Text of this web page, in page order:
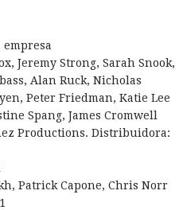
empresa
Jeremy Strong, Sarah Snook,
Alan Ruck, Nicholas
Peter Friedman, Katie Lee
Spang, James Cromwell
Productions. Distribuidora:
Patrick Capone, Chris Norr